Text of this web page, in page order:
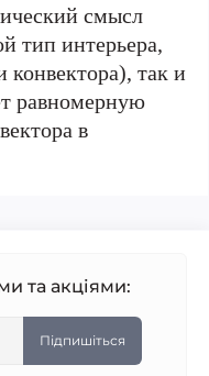
смысл
тип интерьера,
конвектора), так и
равномерную
в
та акціями:
Підпишіться